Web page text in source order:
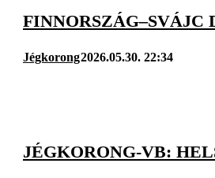
FINNORSZÁG–SVÁJC
Jégkorong2026.05.30. 22:34
JÉGKORONG-VB: